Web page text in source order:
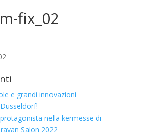
fix_02
e grandi innovazioni
nella kermesse di
Salon 2022